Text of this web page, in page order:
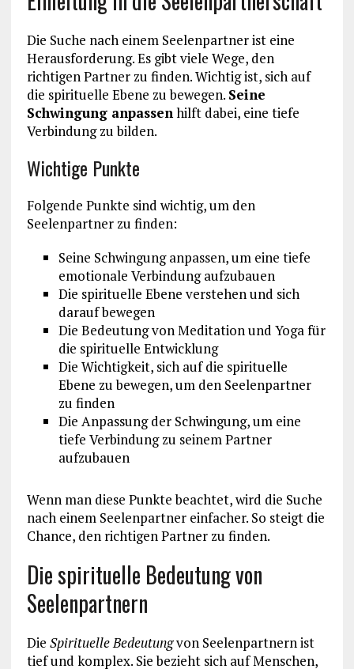
Die Suche nach einem Seelenpartner ist eine
Herausforderung. Es gibt viele Wege, den
richtigen Partner zu finden. Wichtig ist, sich auf
die spirituelle Ebene zu bewegen. Seine
Schwingung anpassenhilft dabei, eine tiefe
Verbindung zu bilden.
Wichtige Punkte
Folgende Punkte sind wichtig, um den
Seelenpartner zu finden:
Seine Schwingung anpassen, um eine tiefe
emotionale Verbindung aufzubauen
Die spirituelle Ebene verstehen und sich
darauf bewegen
Die Bedeutung von Meditation und Yoga für
die spirituelle Entwicklung
Die Wichtigkeit, sich auf die spirituelle
Ebene zu bewegen, um den Seelenpartner
zu finden
Die Anpassung der Schwingung, um eine
tiefe Verbindung zu seinem Partner
aufzubauen
Wenn man diese Punkte beachtet, wird die Suche
nach einem Seelenpartner einfacher. So steigt die
Chance, den richtigen Partner zu finden.
Die spirituelle Bedeutung von
Seelenpartnern
Die Spirituelle Bedeutungvon Seelenpartnern ist
tief und komplex. Sie bezieht sich auf Menschen,